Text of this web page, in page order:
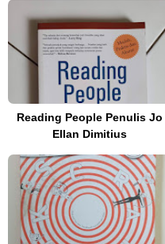
Reading People Penulis Jo
Ellan Dimitius